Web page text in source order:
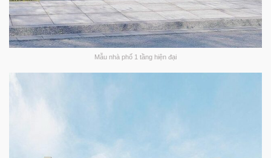
Mẫu nhà phố 1 tầng hiện đại